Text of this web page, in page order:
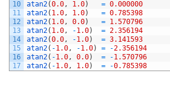
10
11
12
13
14
15
16
17
atan2(0.0, 1.0) = 0.000000
atan2( 1.0, 1.0) = 0.785398
atan2( 1.0, 0.0) = 1.570796
atan2( 1.0, -1.0) = 2.356194
atan2(0.0, -1.0) = 3.141593
atan2( -1.0, -1.0) = -2.356194
atan2( -1.0, 0.0) = -1.570796
atan2( -1.0, 1.0) = -0.785398